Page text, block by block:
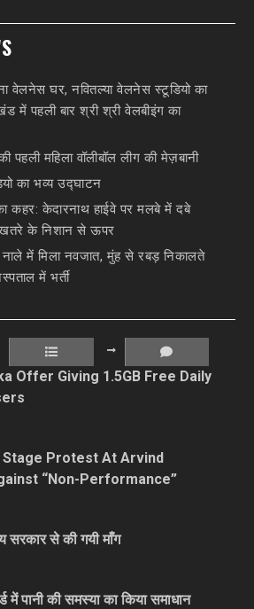
वेलनेस घर, नवितल्या वेलनेस स्टूडियो का
में पहली बार श्री श्री वेलबीइंग का
महिला वॉलीबॉल लीग की मेज़बानी
का भव्य उद्घाटन
कहर: केदारनाथ हाईवे पर मलबे में दबे
के निशान से ऊपर
नाले में मिला नवजात, मुंह से रबड़ निकालते
में भर्ती
Offer Giving 1.5GB Free Daily
Stage Protest At Arvind
“Non-Performance”
सरकार से की गयी माँग
पानी की समस्या का किया समाधान